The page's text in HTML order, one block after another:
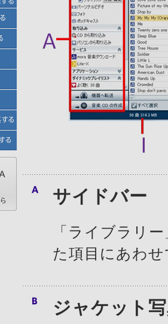
サイドバー
「ライブラリ
た項目にあわ
ジャケット